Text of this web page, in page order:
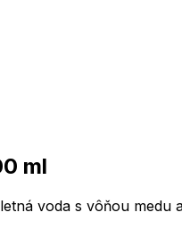
ml
voda s vôňou